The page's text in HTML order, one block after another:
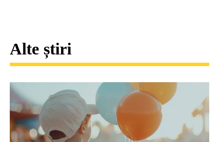
Alte știri